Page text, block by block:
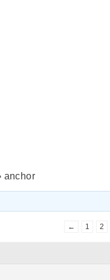
anchor
← 1 2